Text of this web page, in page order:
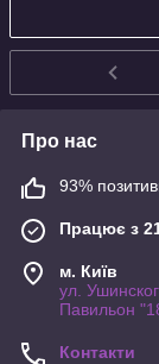
Про нас
93%
Працює з
м. Київ
ул.
Павильон
Контакти